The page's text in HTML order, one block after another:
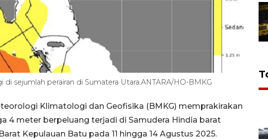
sejumlah perairan di Sumatera Utara.ANTARA/HO-BMKG
Klimatologi dan Geofisika (BMKG) memprakirakan
4 meter berpeluang terjadi di Samudera Hindia barat
Kepulauan Batu pada 11 hingga 14 Agustus 2025.